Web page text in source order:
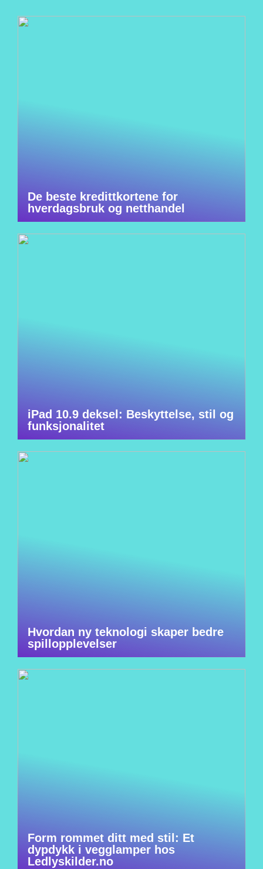
De beste kredittkortene for
hverdagsbruk og netthandel
iPad 10.9 deksel: Beskyttelse, stil og
funksjonalitet
Hvordan ny teknologi skaper bedre
spillopplevelser
Form rommet ditt med stil: Et
dypdykk i vegglamper hos
Ledlyskilder.no